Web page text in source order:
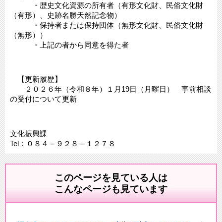
・歴史文化資源の所有者（有形文化財、民俗文化財
（有形）、史跡名勝天然記念物）
・保持者または保持団体（無形文化財、民俗文化財
（無形））
・上記の者から同意を得た者
【更新履歴】
２０２６年（令和８年）１月19日（月曜日） 事前相談
の受付について更新
文化振興課
Tel：０８４－９２８－１２７８
このページを見ている人は
こんなページも見ています